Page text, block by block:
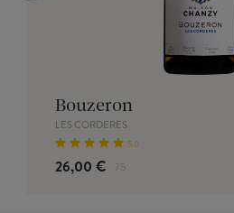
Bouzeron
LES CORDERES
5.0
26,00 € 75